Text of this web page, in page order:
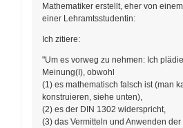
Mathematiker erstellt, eher von
einer Lehramtsstudentin:
Ich zitiere:
"Um es vorweg zu nehmen: Ich
Meinung(I), obwohl
(1) es mathematisch falsch ist (man
konstruieren, siehe unten),
(2) es der DIN 1302 widerspricht,
(3) das Vermitteln und Anwenden